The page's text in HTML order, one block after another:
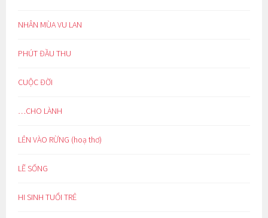
NHÂN MÙA VU LAN
PHÚT ĐẦU THU
CUỘC ĐỜI
…CHO LÀNH
LẺN VÀO RỪNG (hoạ thơ)
LẼ SỐNG
HI SINH TUỔI TRẺ